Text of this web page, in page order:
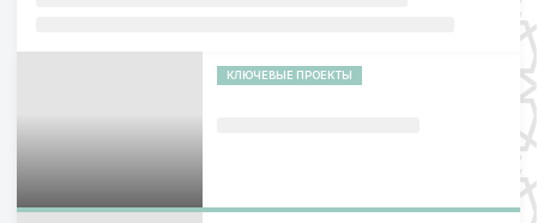
КЛЮЧЕВЫЕ ПРОЕКТЫ